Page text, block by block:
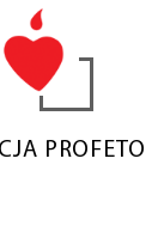
PROFETO